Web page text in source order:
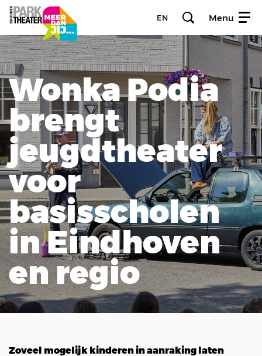
EN Menu
Wonka Podia
brengt
jeugdtheater
voor
basisscholen
in Eindhoven
en regio
Zoveel mogelijk kinderen in aanraking laten